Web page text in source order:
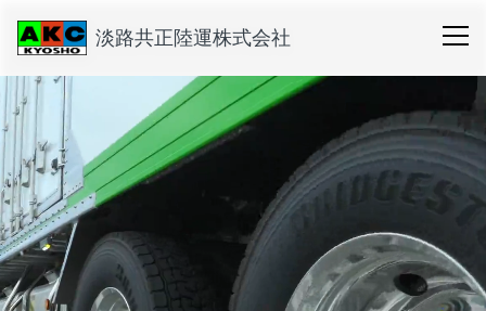
淡路共正陸運株式会社